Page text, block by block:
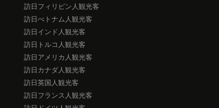
訪日フィリピン人観光客
訪日べトナム人観光客
訪日インド人観光客
訪日トルコ人観光客
訪日アメリカ人観光客
訪日カナダ人観光客
訪日英国人観光客
訪日フランス人観光客